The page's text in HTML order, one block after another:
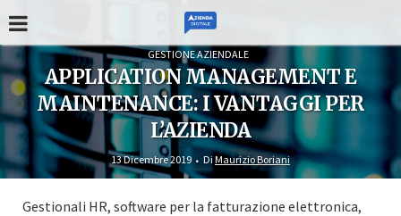
GESTIONE AZIENDALE
APPLICATION MANAGEMENT E
MAINTENANCE: I VANTAGGI PER
L’AZIENDA
13 Dicembre 2019 Di Maurizio Boriani
Gestionali HR, software per la fatturazione elettronica,